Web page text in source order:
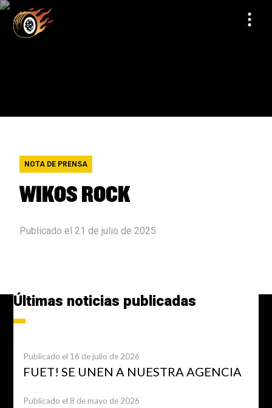
NOTA DE PRENSA
WIKOS ROCK
Publicado el 21 de julio de 2025
Últimas noticias publicadas
Publicado el 16 de julio de 2026
FUET! SE UNEN A NUESTRA AGENCIA
Publicado el 8 de mayo de 2026